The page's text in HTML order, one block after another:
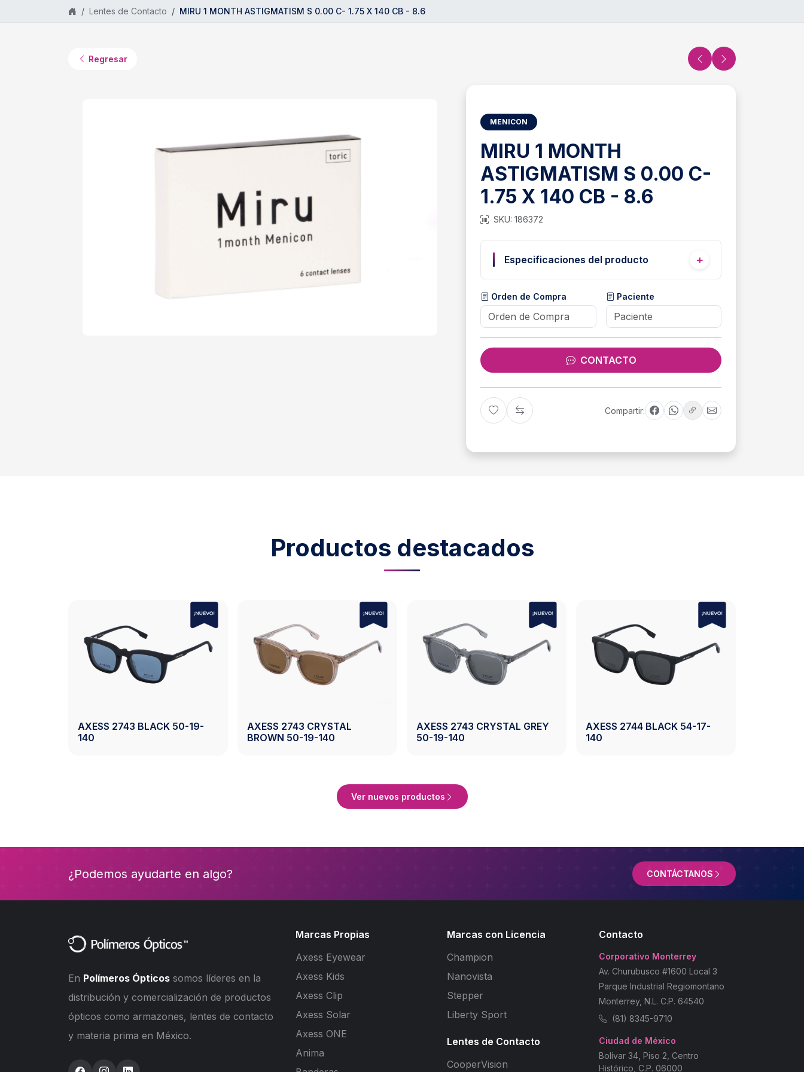
Saltar al contenido principalLentes de Contacto
MIRU 1 MONTH ASTIGMATISM S 0.00 C- 1.75 X 140 CB - 8.6
Regresar
MENICON
MIRU 1 MONTH
ASTIGMATISM S 0.00 C-
1.75 X 140 CB - 8.6
SKU: 186372
Especificaciones del producto
Orden de Compra Paciente
CONTACTO
Compartir:
Productos destacados
AXESS 2743 BLACK 50-19-
140
AXESS 2743 CRYSTAL
BROWN 50-19-140
AXESS 2743 CRYSTAL GREY
50-19-140
AXESS 2744 BLACK 54-17-
140
Ver nuevos productos
¿Podemos ayudarte en algo? CONTÁCTANOS
En Polímeros Ópticos somos líderes en la
distribución y comercialización de productos
ópticos como armazones, lentes de contacto
y materia prima en México.
Marcas Propias
Axess Eyewear
Axess Kids
Axess Clip
Axess Solar
Axess ONE
Anima
Marcas con Licencia
Champion
Nanovista
Stepper
Liberty Sport
Lentes de Contacto
CooperVision
Contacto
Corporativo Monterrey
Av. Churubusco #1600 Local 3
Parque Industrial Regiomontano
Monterrey, N.L. C.P. 64540
(81) 8345-9710
Ciudad de México
Bolívar 34, Piso 2, Centro
Histórico, C.P. 06000